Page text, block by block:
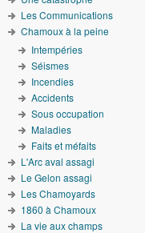
Les Communications
Chamoux à la peine
Intempéries
Séismes
Incendies
Accidents
Sous occupation
Maladies
Faits et méfaits
L'Arc aval assagi
Le Gelon assagi
Les Chamoyards
1860 à Chamoux
La vie aux champs